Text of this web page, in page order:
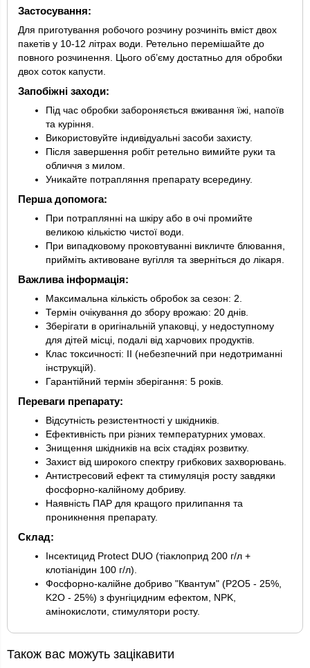
Застосування:
Для приготування робочого розчину розчиніть вміст двох
пакетів у 10-12 літрах води. Ретельно перемішайте до
повного розчинення. Цього об’єму достатньо для обробки
двох соток капусти.
Запобіжні заходи:
Під час обробки забороняється вживання їжі, напоїв
та куріння.
Використовуйте індивідуальні засоби захисту.
Після завершення робіт ретельно вимийте руки та
обличчя з милом.
Уникайте потрапляння препарату всередину.
Перша допомога:
При потраплянні на шкіру або в очі промийте
великою кількістю чистої води.
При випадковому проковтуванні викличте блювання,
прийміть активоване вугілля та зверніться до лікаря.
Важлива інформація:
Максимальна кількість обробок за сезон: 2.
Термін очікування до збору врожаю: 20 днів.
Зберігати в оригінальній упаковці, у недоступному
для дітей місці, подалі від харчових продуктів.
Клас токсичності: II (небезпечний при недотриманні
інструкцій).
Гарантійний термін зберігання: 5 років.
Переваги препарату:
Відсутність резистентності у шкідників.
Ефективність при різних температурних умовах.
Знищення шкідників на всіх стадіях розвитку.
Захист від широкого спектру грибкових захворювань.
Антистресовий ефект та стимуляція росту завдяки
фосфорно-калійному добриву.
Наявність ПАР для кращого прилипання та
проникнення препарату.
Склад:
Інсектицид Protect DUO (тіаклоприд 200 г/л +
клотіанідин 100 г/л).
Фосфорно-калійне добриво "Квантум" (P2O5 - 25%,
K2O - 25%) з фунгіцидним ефектом, NPK,
амінокислоти, стимулятори росту.
Також вас можуть зацікавити